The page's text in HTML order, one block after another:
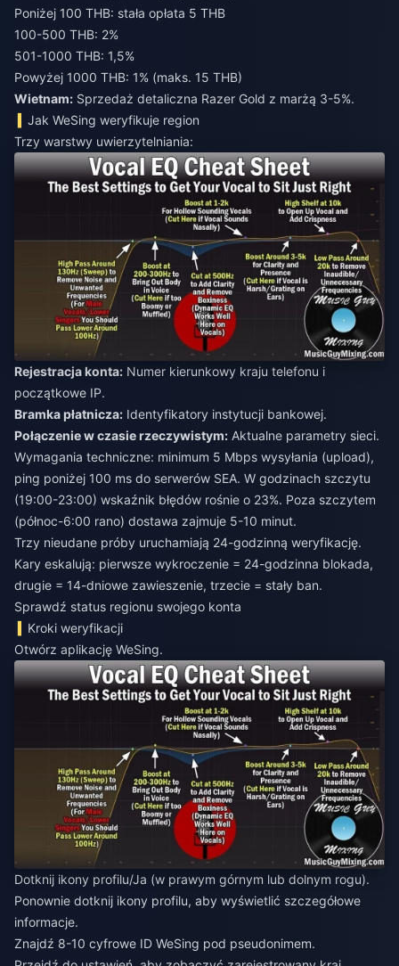
Poniżej 100 THB: stała opłata 5 THB
100-500 THB: 2%
501-1000 THB: 1,5%
Powyżej 1000 THB: 1% (maks. 15 THB)
Wietnam: Sprzedaż detaliczna Razer Gold z marżą 3-5%.
Jak WeSing weryfikuje region
Trzy warstwy uwierzytelniania:
Rejestracja konta: Numer kierunkowy kraju telefonu i
początkowe IP.
Bramka płatnicza: Identyfikatory instytucji bankowej.
Połączenie w czasie rzeczywistym: Aktualne parametry sieci.
Wymagania techniczne: minimum 5 Mbps wysyłania (upload),
ping poniżej 100 ms do serwerów SEA. W godzinach szczytu
(19:00-23:00) wskaźnik błędów rośnie o 23%. Poza szczytem
(północ-6:00 rano) dostawa zajmuje 5-10 minut.
Trzy nieudane próby uruchamiają 24-godzinną weryfikację.
Kary eskalują: pierwsze wykroczenie = 24-godzinna blokada,
drugie = 14-dniowe zawieszenie, trzecie = stały ban.
Sprawdź status regionu swojego konta
Kroki weryfikacji
Otwórz aplikację WeSing.
Dotknij ikony profilu/Ja (w prawym górnym lub dolnym rogu).
Ponownie dotknij ikony profilu, aby wyświetlić szczegółowe
informacje.
Znajdź 8-10 cyfrowe ID WeSing pod pseudonimem.